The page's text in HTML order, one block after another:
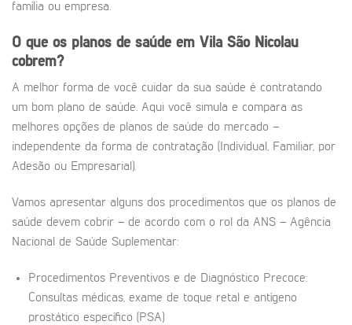
família ou empresa.
O que os planos de saúde em Vila São Nicolau
cobrem?
A melhor forma de você cuidar da sua saúde é contratando
um bom plano de saúde. Aqui você simula e compara as
melhores opções de planos de saúde do mercado –
independente da forma de contratação (Individual, Familiar, por
Adesão ou Empresarial).
Vamos apresentar alguns dos procedimentos que os planos de
saúde devem cobrir – de acordo com o rol da ANS – Agência
Nacional de Saúde Suplementar:
Procedimentos Preventivos e de Diagnóstico Precoce:
Consultas médicas, exame de toque retal e antígeno
prostático específico (PSA)